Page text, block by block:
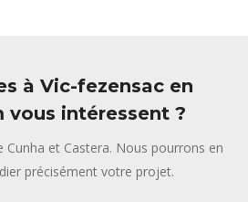
à Vic-fezensac en
vous intéressent ?
Cunha et Castera. Nous pourrons en
précisément votre projet.